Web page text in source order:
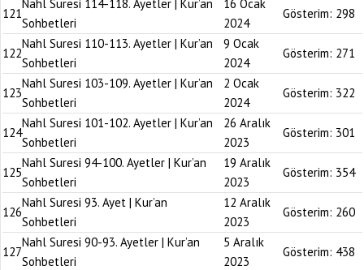
121
Nahl Suresi 114-118. Ayetler | Kur’an
Sohbetleri
16 Ocak
2024
Gösterim: 298
122
Nahl Suresi 110-113. Ayetler | Kur’an
Sohbetleri
9 Ocak
2024
Gösterim: 271
123
Nahl Suresi 103-109. Ayetler | Kur’an
Sohbetleri
2 Ocak
2024
Gösterim: 322
124
Nahl Suresi 101-102. Ayetler | Kur’an
Sohbetleri
26 Aralık
2023
Gösterim: 301
125
Nahl Suresi 94-100. Ayetler | Kur’an
Sohbetleri
19 Aralık
2023
Gösterim: 354
126
Nahl Suresi 93. Ayet | Kur’an
Sohbetleri
12 Aralık
2023
Gösterim: 260
127
Nahl Suresi 90-93. Ayetler | Kur’an
Sohbetleri
5 Aralık
2023
Gösterim: 438